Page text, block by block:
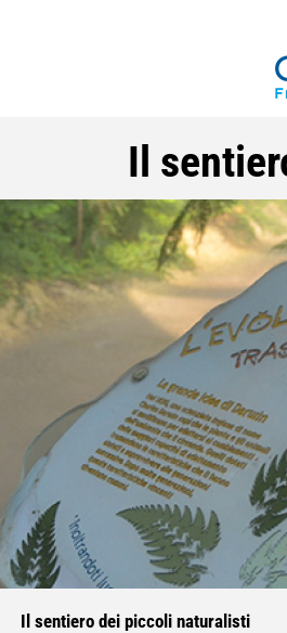
Il
Il sentiero dei piccoli naturalisti